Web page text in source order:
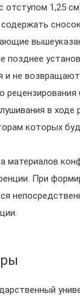
отступом 1,25
позднее
и не
в ходе
которых
материалов
При